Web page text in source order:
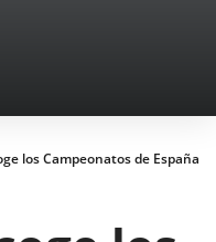
los Campeonatos de España